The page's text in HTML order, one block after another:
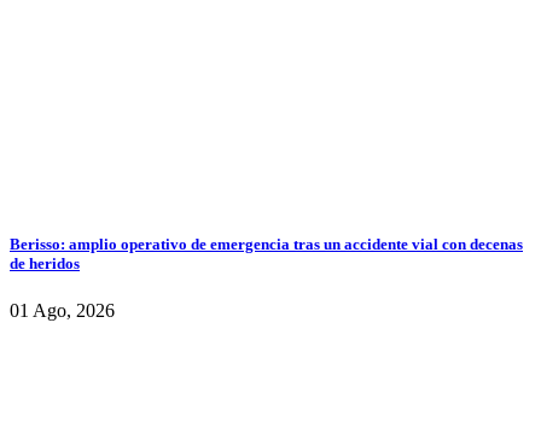
Berisso: amplio operativo de emergencia tras un accidente vial con decenas
de heridos
01 Ago, 2026